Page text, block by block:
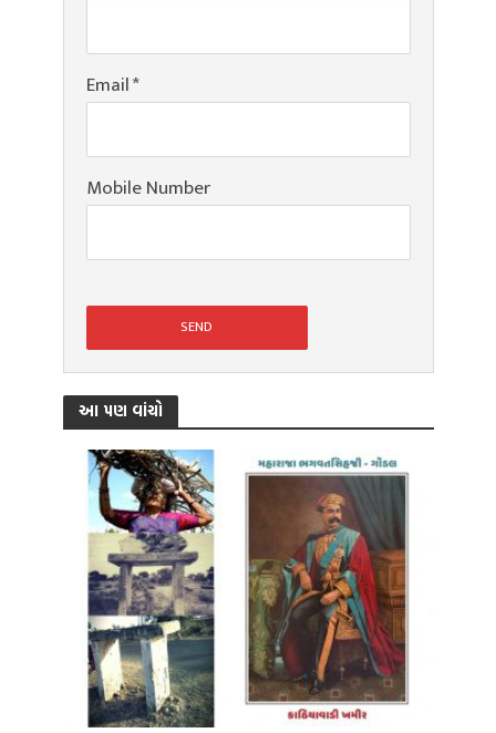
Email*
Mobile Number
આ પણ વાંચો